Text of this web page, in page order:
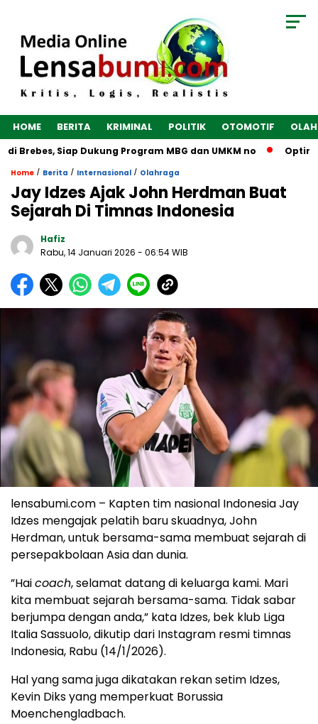
HOME BERITA KRIMINAL POLITIK OTOMOTIF
Siap Dukung Program MBG dan UMKM no
Home / Berita / Internasional / Olahraga
Jay Idzes Ajak John Herdman Buat
Sejarah Di Timnas Indonesia
Hafiz
Rabu, 14 Januari 2026 - 06:54 WIB
lensabumi.com – Kapten tim nasional Indonesia Jay
Idzes mengajak pelatih baru skuadnya, John
Herdman, untuk bersama-sama membuat sejarah di
persepakbolaan Asia dan dunia.
​​​​​”Haicoach, selamat datang di keluarga kami. Mari
kita membuat sejarah bersama-sama. Tidak sabar
berjumpa dengan anda,” kata Idzes, bek klub Liga
Italia Sassuolo, dikutip dari Instagram resmi timnas
Indonesia, Rabu (14/1/2026).
Hal yang sama juga dikatakan rekan setim Idzes,
Kevin Diks yang memperkuat Borussia
Moenchengladbach.